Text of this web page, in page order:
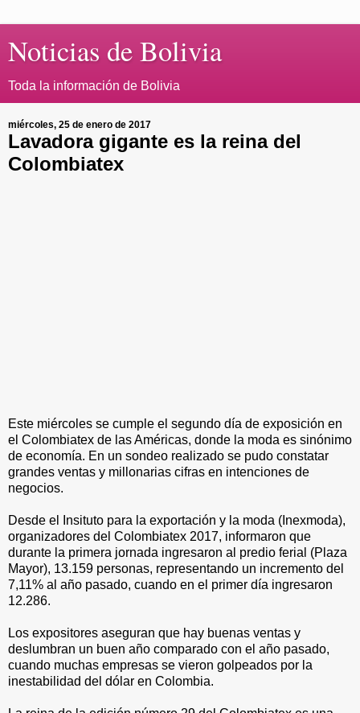
Noticias de Bolivia
Toda la información de Bolivia
miércoles, 25 de enero de 2017
Lavadora gigante es la reina del
Colombiatex
Este miércoles se cumple el segundo día de exposición en
el Colombiatex de las Américas, donde la moda es sinónimo
de economía. En un sondeo realizado se pudo constatar
grandes ventas y millonarias cifras en intenciones de
negocios.
Desde el Insituto para la exportación y la moda (Inexmoda),
organizadores del Colombiatex 2017, informaron que
durante la primera jornada ingresaron al predio ferial (Plaza
Mayor), 13.159 personas, representando un incremento del
7,11% al año pasado, cuando en el primer día ingresaron
12.286.
Los expositores aseguran que hay buenas ventas y
deslumbran un buen año comparado con el año pasado,
cuando muchas empresas se vieron golpeados por la
inestabilidad del dólar en Colombia.